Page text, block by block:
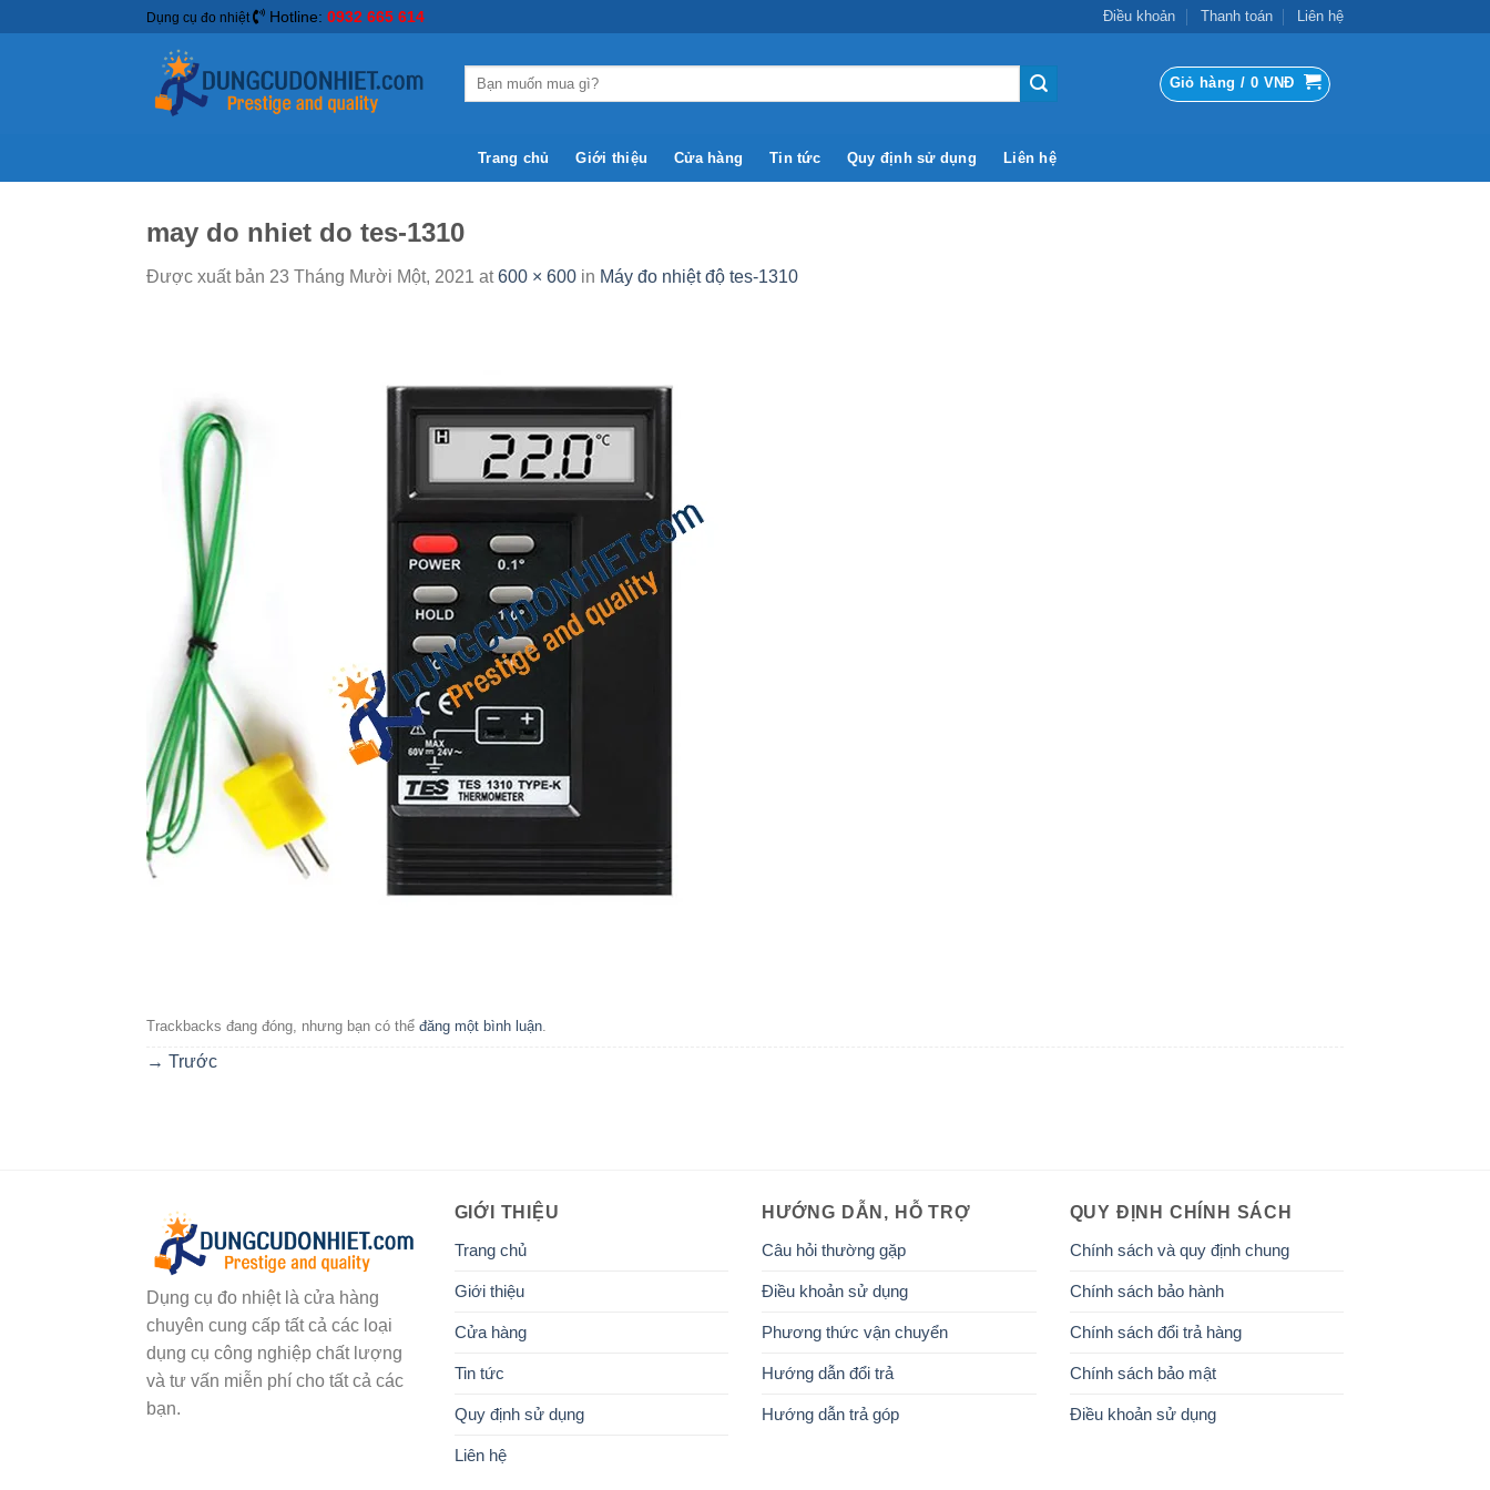
Dụng cụ đo nhiệt Hotline: 0932 665 614 Điều khoản Thanh toán Liên hệ
Giỏ hàng / 0 VNĐ
Trang chủ Giới thiệu Cửa hàng Tin tức Quy định sử dụng Liên hệ
may do nhiet do tes-1310
Được xuất bản 23 Tháng Mười Một, 2021 at600 × 600 in Máy đo nhiệt độ tes-1310
Trackbacks đang đóng, nhưng bạn có thể đăng một bình luận.
→ Trước
Dụng cụ đo nhiệt là cửa hàng
chuyên cung cấp tất cả các loại
dụng cụ công nghiệp chất lượng
và tư vấn miễn phí cho tất cả các
bạn.
GIỚI THIỆU
Trang chủ
Giới thiệu
Cửa hàng
Tin tức
Quy định sử dụng
Liên hệ
HƯỚNG DẪN, HỖ TRỢ
Câu hỏi thường gặp
Điều khoản sử dụng
Phương thức vận chuyển
Hướng dẫn đổi trả
Hướng dẫn trả góp
QUY ĐỊNH CHÍNH SÁCH
Chính sách và quy định chung
Chính sách bảo hành
Chính sách đổi trả hàng
Chính sách bảo mật
Điều khoản sử dụng